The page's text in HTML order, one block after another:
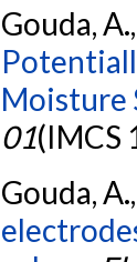
Gouda,
Moisture
01(IMCS
Gouda,